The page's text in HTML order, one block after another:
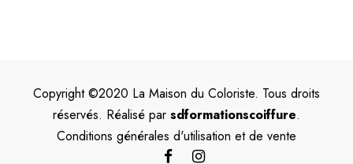
Copyright ©2020 La Maison du Coloriste. Tous droits
réservés. Réalisé par sdformationscoiffure.
Conditions générales d'utilisation et de vente